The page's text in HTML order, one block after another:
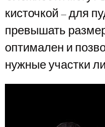
кисточкой – для
превышать
оптимален и
нужные участки